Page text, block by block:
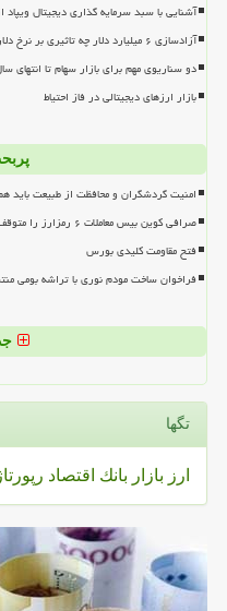
آشنایی با سبد سرمایه گذاری دیجیتال
آزادسازی ۶ میلیارد دلار چه تاثیری بر نرخ دلار و معیشت مردم دارد؟
دو سناریوی مهم برای بازار سهام تا انتهای
بازار ارزهای دیجیتالی در فاز احتیاط
امنیت گردشگران و محافظت از طبیعت باید
صرافی کوین بیس معاملات ۶ رمزارز را متوقف ساخت
فتح مقاومت کلیدی بورس
فراخوان ساخت مودم نوری با تراشه بومی
تگها
ارز بازار بانك اقتصاد